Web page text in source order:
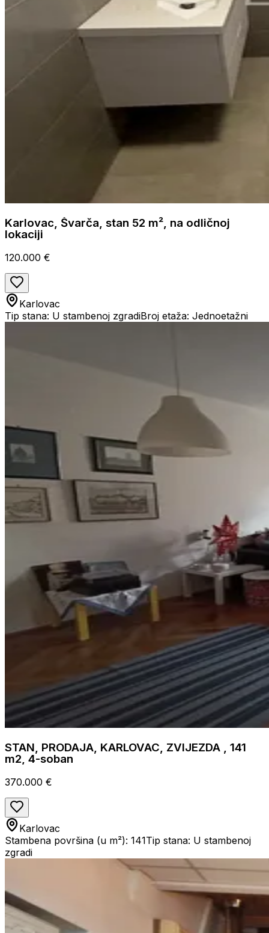
Karlovac, Švarča, stan 52 m², na odličnoj
lokaciji
120.000 €
Karlovac
Tip stana: U stambenoj zgradiBroj etaža: Jednoetažni
STAN, PRODAJA, KARLOVAC, ZVIJEZDA , 141
m2, 4-soban
370.000 €
Karlovac
Stambena površina (u m²): 141Tip stana: U stambenoj
zgradi